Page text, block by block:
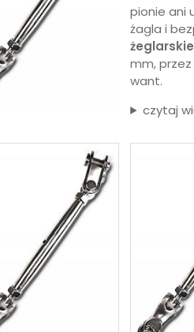
pionie ani
żagla i
mm,
want.
czytaj